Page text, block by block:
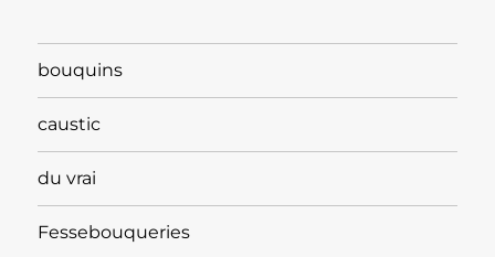
bouquins
caustic
du vrai
Fessebouqueries